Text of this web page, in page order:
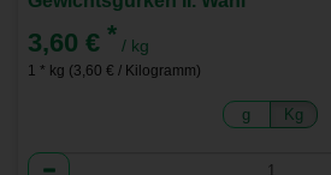
3,60 € * / kg
1 * kg (3,60 € / Kilogramm)
g Kg
Anzahl